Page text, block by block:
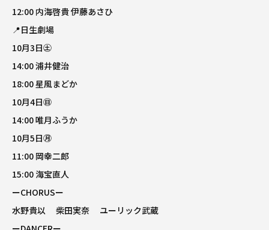
12:00 内海啓貴 伊藤あさひ
📍日生劇場
10月3日㊏
14:00 浦井健治
18:00 星風まどか
10月4日㊐
14:00 唯月ふうか
10月5日㊊
11:00 岡幸二郎
15:00 海宝直人
ーCHORUSー
水野貴以 柴田実奈 ユーリック武蔵